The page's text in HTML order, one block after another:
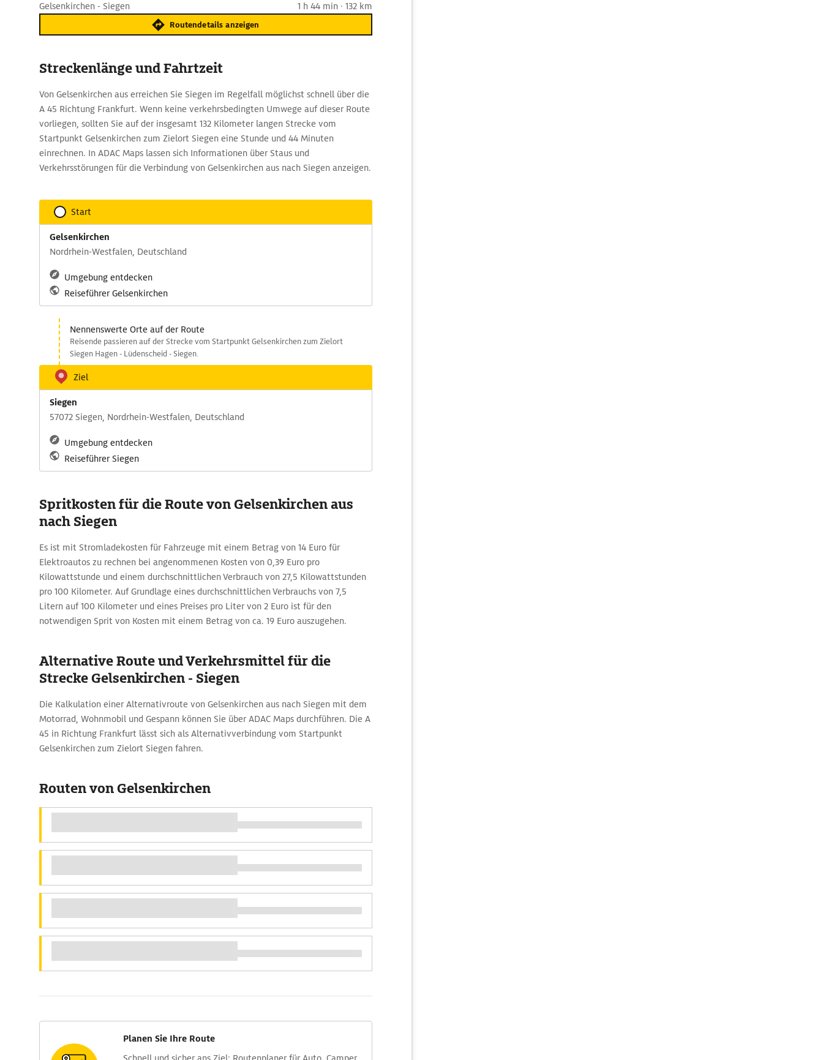
Gelsenkirchen - Siegen 1 h 44 min · 132 km
Routendetails anzeigen
Streckenlänge und Fahrtzeit
Von Gelsenkirchen aus erreichen Sie Siegen im Regelfall möglichst schnell über die
A 45 Richtung Frankfurt. Wenn keine verkehrsbedingten Umwege auf dieser Route
vorliegen, sollten Sie auf der insgesamt 132 Kilometer langen Strecke vom
Startpunkt Gelsenkirchen zum Zielort Siegen eine Stunde und 44 Minuten
einrechnen. In ADAC Maps lassen sich Informationen über Staus und
Verkehrsstörungen für die Verbindung von Gelsenkirchen aus nach Siegen anzeigen.
Start
Gelsenkirchen
Nordrhein-Westfalen, Deutschland
Umgebung entdecken
Reiseführer Gelsenkirchen
Nennenswerte Orte auf der Route
Reisende passieren auf der Strecke vom Startpunkt Gelsenkirchen zum Zielort
Siegen Hagen - Lüdenscheid - Siegen.
Ziel
Siegen
57072 Siegen, Nordrhein-Westfalen, Deutschland
Umgebung entdecken
Reiseführer Siegen
Spritkosten für die Route von Gelsenkirchen aus
nach Siegen
Es ist mit Stromladekosten für Fahrzeuge mit einem Betrag von 14 Euro für
Elektroautos zu rechnen bei angenommenen Kosten von 0,39 Euro pro
Kilowattstunde und einem durchschnittlichen Verbrauch von 27,5 Kilowattstunden
pro 100 Kilometer. Auf Grundlage eines durchschnittlichen Verbrauchs von 7,5
Litern auf 100 Kilometer und eines Preises pro Liter von 2 Euro ist für den
notwendigen Sprit von Kosten mit einem Betrag von ca. 19 Euro auszugehen.
Alternative Route und Verkehrsmittel für die
Strecke Gelsenkirchen - Siegen
Die Kalkulation einer Alternativroute von Gelsenkirchen aus nach Siegen mit dem
Motorrad, Wohnmobil und Gespann können Sie über ADAC Maps durchführen. Die A
45 in Richtung Frankfurt lässt sich als Alternativverbindung vom Startpunkt
Gelsenkirchen zum Zielort Siegen fahren.
Routen von Gelsenkirchen
Planen Sie Ihre Route